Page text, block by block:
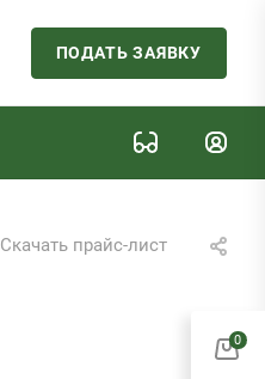
ПОДАТЬ ЗАЯВКУ
Скачать прайс-лист
0